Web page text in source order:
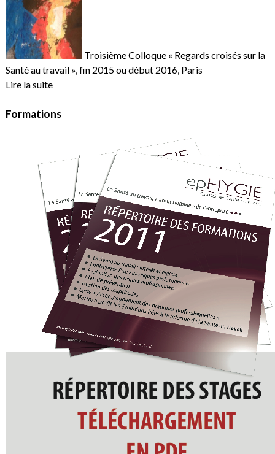
Troisième Colloque « Regards croisés sur la
Santé au travail », fin 2015 ou début 2016, Paris
Lire la suite
Formations